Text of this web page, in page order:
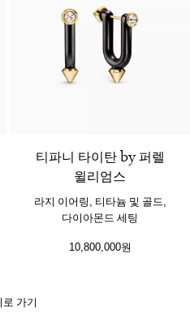
티파니 타이탄 by 퍼렐
윌리엄스
라지 이어링, 티타늄 및 골드,
다이아몬드 세팅
10,800,000원
로 가기